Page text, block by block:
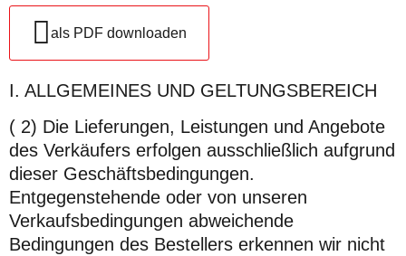
als PDF downloaden
I. ALLGEMEINES UND GELTUNGSBEREICH
( 2) Die Lieferungen, Leistungen und Angebote
des Verkäufers erfolgen ausschließlich aufgrund
dieser Geschäftsbedingungen.
Entgegenstehende oder von unseren
Verkaufsbedingungen abweichende
Bedingungen des Bestellers erkennen wir nicht